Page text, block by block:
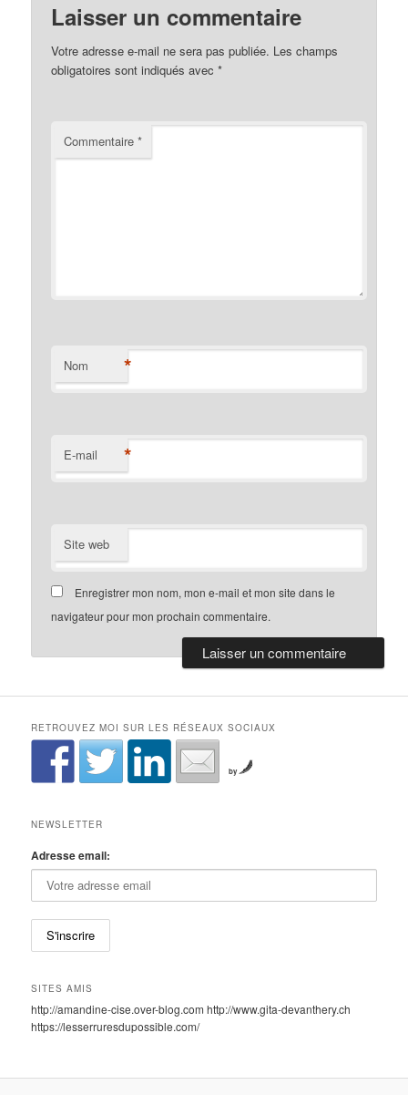
Laisser un commentaire
Votre adresse e-mail ne sera pas publiée. Les champs
obligatoires sont indiqués avec*
Commentaire*
Nom *
E-mail *
Site web
Enregistrer mon nom, mon e-mail et mon site dans le
navigateur pour mon prochain commentaire.
RETROUVEZ MOI SUR LES RÉSEAUX SOCIAUX
by
NEWSLETTER
Adresse email:
SITES AMIS
http://amandine-cise.over-blog.com http://www.gita-devanthery.ch
https://lesserruresdupossible.com/